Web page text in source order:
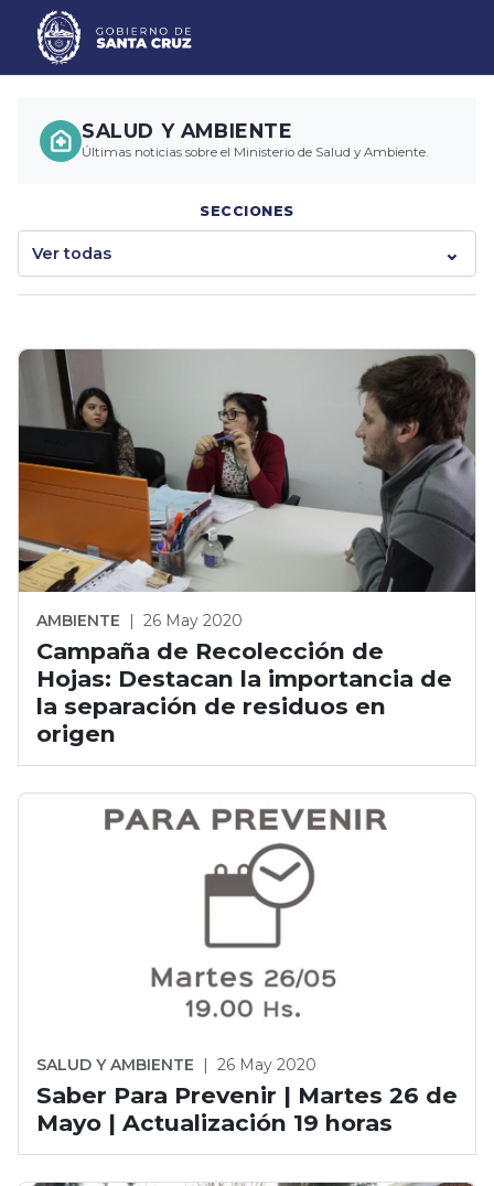
SALUD Y AMBIENTE
Últimas noticias sobre el Ministerio de Salud y Ambiente.
SECCIONES
Ver todas
AMBIENTE | 26 May 2020
Campaña de Recolección de
Hojas: Destacan la importancia de
la separación de residuos en
origen
SALUD Y AMBIENTE | 26 May 2020
Saber Para Prevenir | Martes 26 de
Mayo | Actualización 19 horas